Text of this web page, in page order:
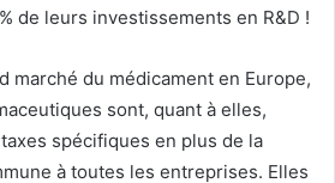
de leurs investissements en R&D !
marché du médicament en Europe,
sont, quant à elles,
spécifiques en plus de la
à toutes les entreprises. Elles